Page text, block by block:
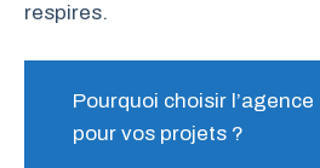
respires.
Pourquoi choisir
pour vos projets ?